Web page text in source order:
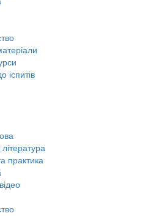
іспитів
практика